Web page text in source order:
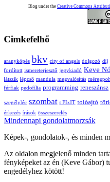
Blog under the Creative Commons
Cimkefelhő
aranyköpés bkv city of angels dolgozó díj
fordított ismereterjesztő jegykiadó Keve
látszik lépcső mandula megvalósítás
férfiak pedofília programming reneszánsz
szegélyléc szombat t FIxIT tolóajtó
érkezés írások összeszerelés
Mindennapi gondolatmorzsák
Képek-, gondolatok-, és minden
Az oldalon megjelenő minden
fényképeket az én (Keve Gábor)
engedélyhez kötött!